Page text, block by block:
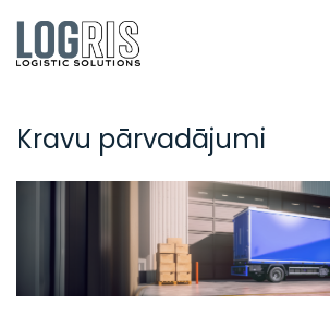
Kravu pārvadājumi